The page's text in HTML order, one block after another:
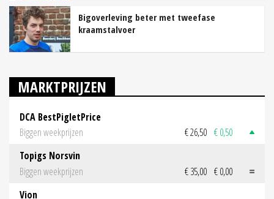
Bigoverleving beter met tweefase
kraamstalvoer
MARKTPRIJZEN
DCA BestPigletPrice
Biggen weekprijzen
€ 26,50 € 0,50
Topigs Norsvin
Biggen weekprijzen
€ 35,00 € 0,00
Vion